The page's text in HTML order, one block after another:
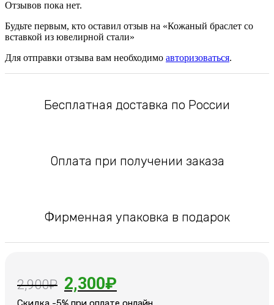
Отзывов пока нет.
Будьте первым, кто оставил отзыв на «Кожаный браслет со
вставкой из ювелирной стали»
Для отправки отзыва вам необходимо авторизоваться.
Бесплатная доставка по России
Оплата при получении заказа
Фирменная упаковка в подарок
2,900₽ Первоначальная
2,300₽